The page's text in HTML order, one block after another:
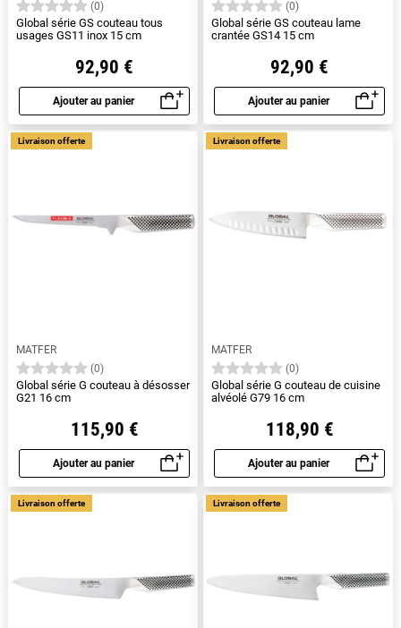
(0)
Global série GS couteau tous
usages GS11 inox 15 cm
92,90 €
Ajouter au panier
Aperçu rapide
(0)
Global série GS couteau lame
crantée GS14 15 cm
92,90 €
Ajouter au panier
Aperçu rapide
MATFER
(0)
Global série G couteau à désosser
G21 16 cm
115,90 €
Ajouter au panier
Aperçu rapide
Livraison offerte
MATFER
(0)
Global série G couteau de cuisine
alvéolé G79 16 cm
118,90 €
Ajouter au panier
Aperçu rapide
Livraison offerte
Livraison offerte Livraison offerte